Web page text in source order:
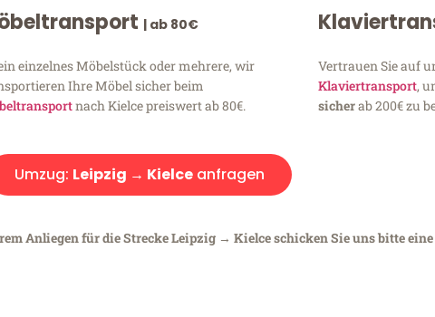
| ab 80€
einzelnes Möbelstück oder mehrere, wir
Ihre Möbel sicher beim
nach Kielce preiswert ab 80€.
Vertrauen Sie auf
Klaviertransport,
sicherab 200€ zu
Umzug: Leipzig → Kielce anfragen
Anliegen für die Strecke Leipzig → Kielce schicken Sie uns bitte